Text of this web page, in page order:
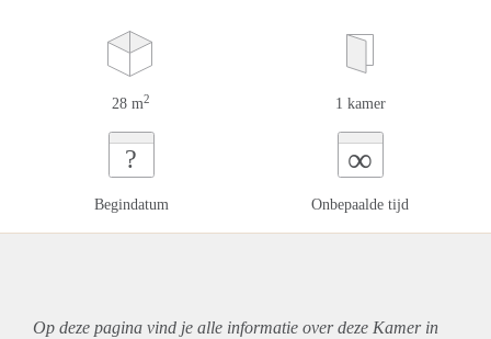
28 m2 1 kamer
?
Begindatum
∞
Onbepaalde tijd
Op deze pagina vind je alle informatie over deze Kamer in